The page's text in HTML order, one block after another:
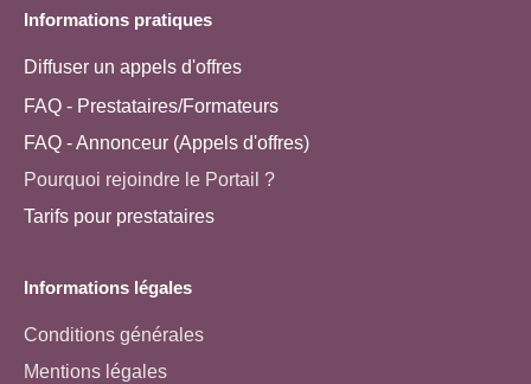
Informations pratiques
Diffuser un appels d'offres
FAQ - Prestataires/Formateurs
FAQ - Annonceur (Appels d'offres)
Pourquoi rejoindre le Portail ?
Tarifs pour prestataires
Informations légales
Conditions générales
Mentions légales